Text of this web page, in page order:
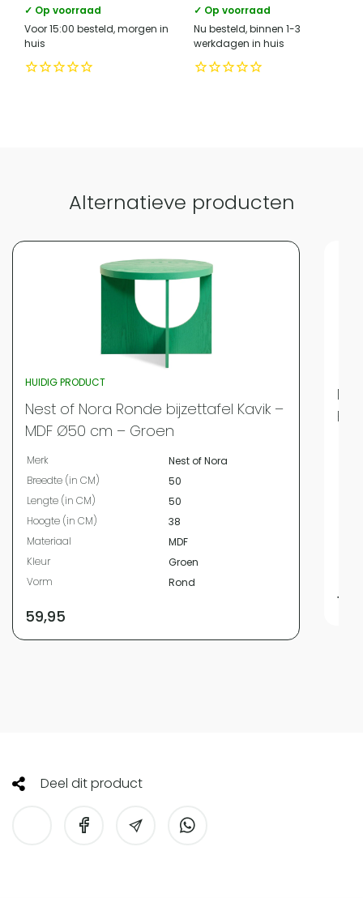
✓ Op voorraad
Voor 15:00 besteld, morgen in
huis
✓ Op voorraad
Nu besteld, binnen 1-3
werkdagen in huis
Alternatieve producten
HUIDIG PRODUCT
Nest of Nora Ronde bijzettafel Kavik –
MDF Ø50 cm – Groen
Merk
Nest of Nora
Breedte (in CM)
50
Lengte (in CM)
50
Hoogte (in CM)
38
Materiaal
MDF
Kleur
Groen
Vorm
Rond
59,95
Deel dit product